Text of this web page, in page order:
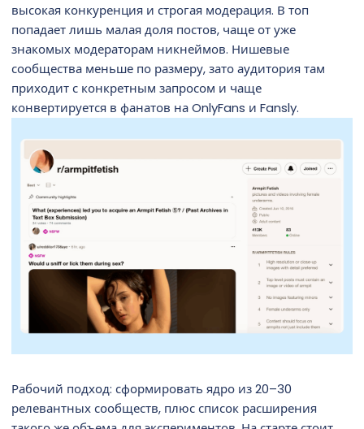
высокая конкуренция и строгая модерация. В топ
попадает лишь малая доля постов, чаще от уже
знакомых модераторам никнеймов. Нишевые
сообщества меньше по размеру, зато аудитория там
приходит с конкретным запросом и чаще
конвертируется в фанатов на OnlyFans и Fansly.
Рабочий подход: сформировать ядро из 20–30
релевантных сообществ, плюс список расширения